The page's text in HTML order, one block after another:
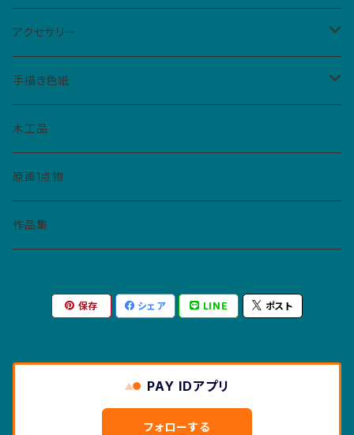
レディースL
クリアケース
手帳型ケース
扇子
仮面
マトリョーシカ
コースター
財布・キーホルダー・パスケース
カレンダー
ポストカード
マスクケース
アクセサリー
バッジ
ペーパーバッジ
缶バッジ
イヤリング
ペンダント
手描き色紙
ねこぼん
木工品
原画1点物
作品集
保存 シェア LINE ポスト
PAY IDアプリ
フォローする